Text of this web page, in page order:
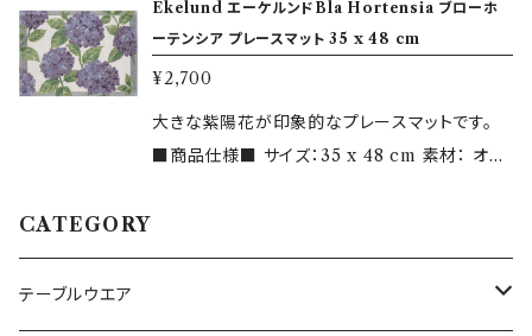
018/09/01/144743 ＜エーケルンドについて＞
1698年創業のエーケルンドは、スウェーデン老
舗のテキスタイルブランドです。 伝統的な技術を
術をもとに、革新的かつ自由な発想で製品を開
発し続けています。
いただいた商品をスウェーデンの工場からのお
取り寄せも行っております。 各種カタログはこち
らよりご覧いただけます。 https://www.mizuir
o-butik.jp/blog/2018/09/01/144743 ＜エ
ーケルンドについて＞ 1704年創業のエーケルン
Ekelund エーケルンドBla Hortensia ブローホ
ーテンシア プレースマット 35 x 48 cm
¥2,700
大きな紫陽花が印象的なプレースマットです。
■商品仕様■ サイズ：35 x 48 cm 素材： オー
スウェーデンの工場からのお取り寄せも行ってお
CATEGORY
テーブルウエア